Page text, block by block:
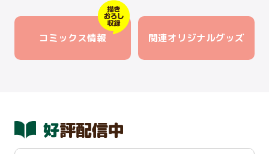
コミックス情報 関連オリジナルグッズ
好評配信中